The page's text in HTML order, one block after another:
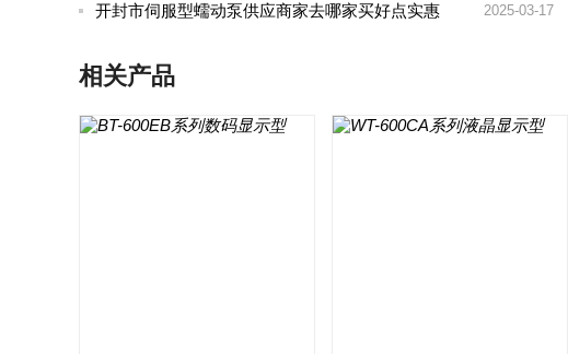
2025-03-17
开封市伺服型蠕动泵供应商家去哪家买好点实惠
相关产品